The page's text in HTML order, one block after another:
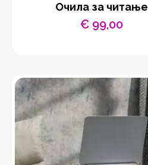
Очила за читање
€99,00